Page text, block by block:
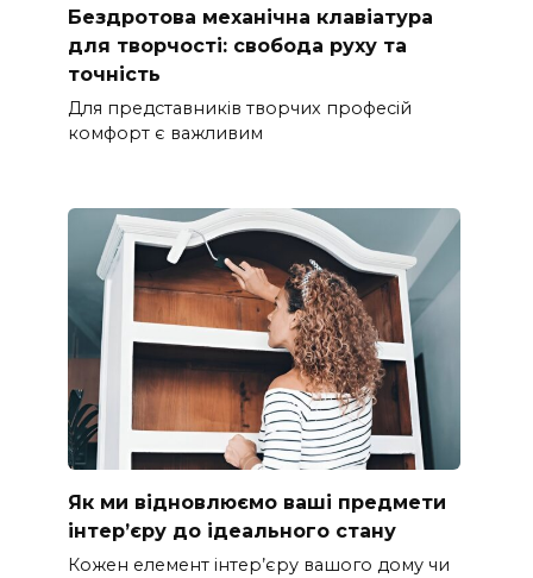
Бездротова механічна клавіатура
для творчості: свобода руху та
точність
Для представників творчих професій
комфорт є важливим
Як ми відновлюємо ваші предмети
інтер’єру до ідеального стану
Кожен елемент інтер’єру вашого дому чи